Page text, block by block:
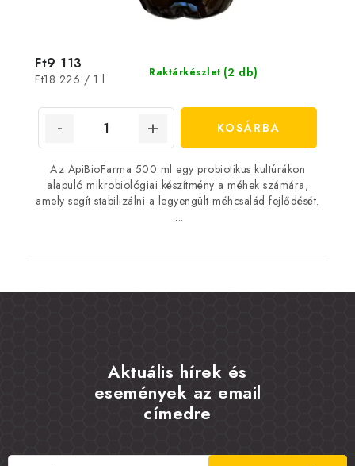
Raktárkészlet (2 db)
Ft9 113
Egységár:
Ft18 226 / 1 l
KOSÁRBA
Az ApiBioFarma 500 ml egy probiotikus kultúrákon
alapuló mikrobiológiai készítmény a méhek számára,
amely segít stabilizálni a legyengült méhcsalád fejlődését.
...
Aktuális hírek és
események az email
címedre